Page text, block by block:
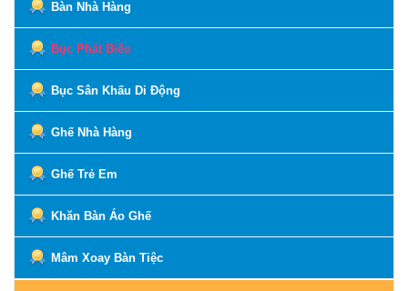
Bàn Nhà Hàng
Bục Phát Biểu
Bục Sân Khấu Di Động
Ghế Nhà Hàng
Ghế Trẻ Em
Khăn Bàn Áo Ghế
Mâm Xoay Bàn Tiệc